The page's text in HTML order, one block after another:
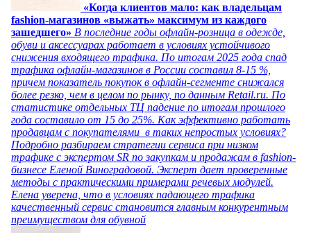
«Когда клиентов мало: как владельцам
fashion-магазинов «выжать» максимум из каждого
зашедшего» В последние годы офлайн-розница в одежде,
обуви и аксессуарах работает в условиях устойчивого
снижения входящего трафика. По итогам 2025 года спад
трафика офлайн-магазинов в России составил 8-15 %,
причем показатель покупок в офлайн-сегменте снижался
более резко, чем в целом по рынку, по данным Retail.ru. По
статистике отдельных ТЦ падение по итогам прошлого
года составило от 15 до 25%. Как эффективно работать
продавцам с покупателями в таких непростых условиях?
Подробно разбираем стратегии сервиса при низком
трафике с экспертом SR по закупкам и продажам в fashion-
бизнесе Еленой Виноградовой. Эксперт дает проверенные
методы с практическими примерами речевых модулей.
Елена уверена, что в условиях падающего трафика
качественный сервис становится главным конкурентным
преимуществом для обувной